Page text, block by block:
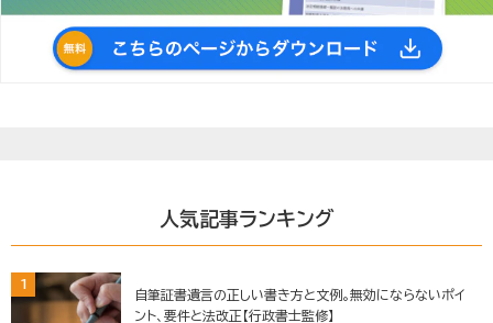
人気記事ランキング
1
自筆証書遺言の正しい書き方と文例。無効にならないポイ
ント、要件と法改正【行政書士監修】